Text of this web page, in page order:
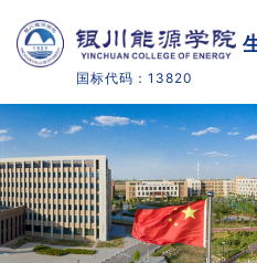
国标代码：13820
学院概况
师资队伍